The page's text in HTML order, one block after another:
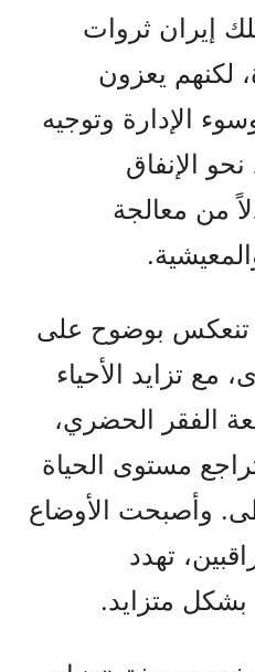
إيران ثروات
لكنهم يعزون
الإدارة وتوجيه
الإنفاق
من معالجة
تنعكس بوضوح على
مع تزايد الأحياء
الفقر الحضري،
مستوى الحياة
وأصبحت الأوضاع
تهدد
بشكل متزايد.